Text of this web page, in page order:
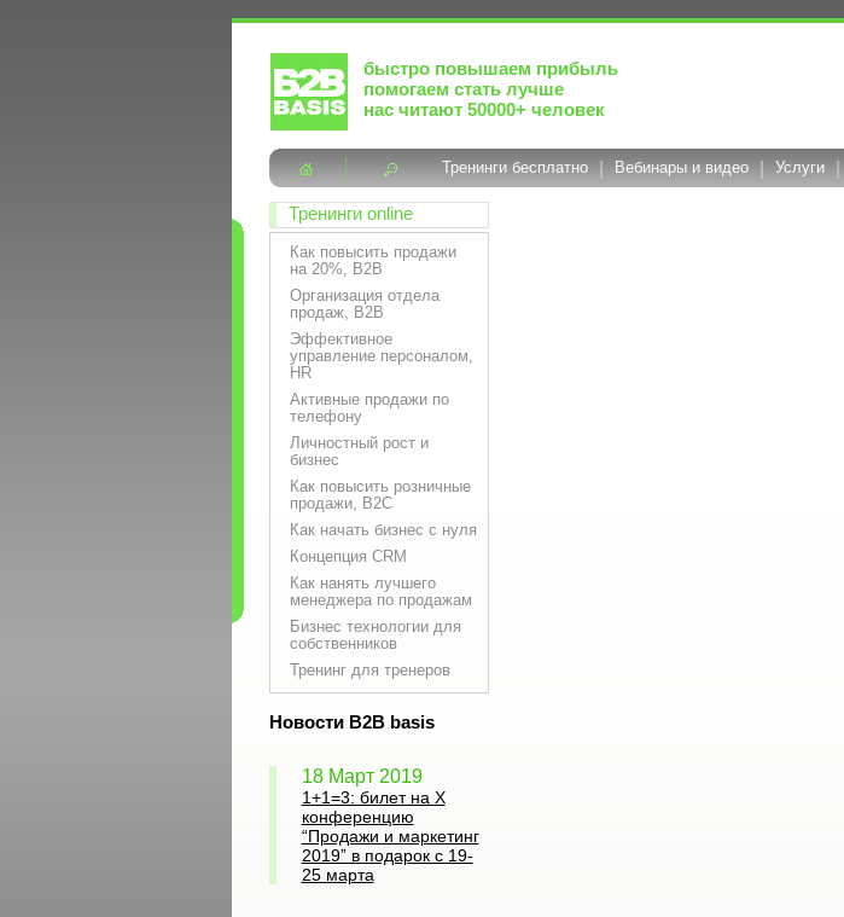
быстро повышаем прибыль
помогаем стать лучше
нас читают 50000+ человек
Тренинги бесплатно Вебинары и видео Услуги
Тренинги online
Как повысить продажи
на 20%, B2B
Организация отдела
продаж, B2B
Эффективное
управление персоналом,
HR
Активные продажи по
телефону
Личностный рост и
бизнес
Как повысить розничные
продажи, B2C
Как начать бизнес с нуля
Концепция CRM
Как нанять лучшего
менеджера по продажам
Бизнес технологии для
собственников
Тренинг для тренеров
Новости B2B basis
18 Март 2019
1+1=3: билет на Х
конференцию
“Продажи и маркетинг
2019” в подарок с 19-
25 марта